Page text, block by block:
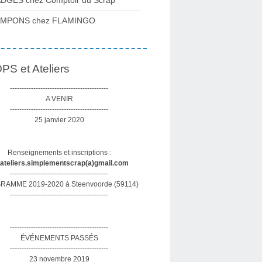
chez FLAMINGO
et Ateliers
------------------------------------------
A VENIR
------------------------------------------
25 janvier 2020
Renseignements et inscriptions :
------------------------------------------
2019-2020 à Steenvoorde (59114)
------------------------------------------
------------------------------------------
ÉVÉNEMENTS PASSÉS
------------------------------------------
23 novembre 2019